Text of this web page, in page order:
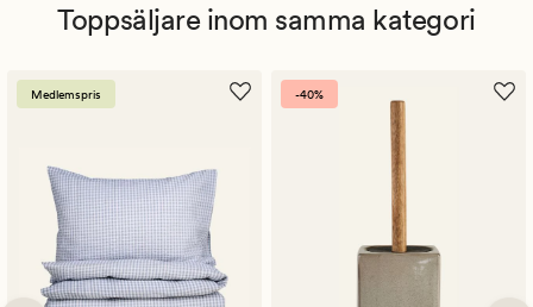
Toppsäljare inom samma kategori
Medlemspris -40%